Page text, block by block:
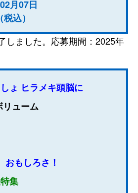
月07日
込）
しました。応募期間：2025年
ょ ヒラメキ頭脳に
リューム
おもしろさ！
集